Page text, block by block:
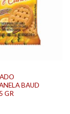
BAUD
GR